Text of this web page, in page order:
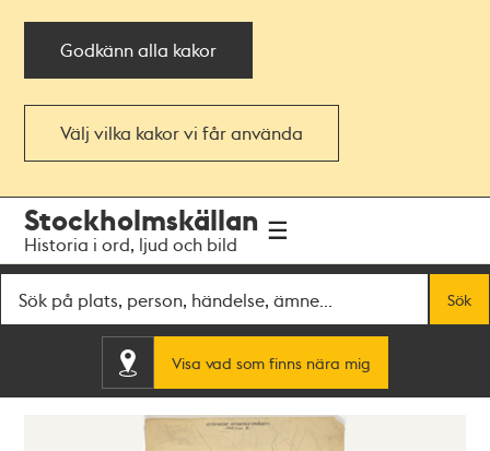
Godkänn alla kakor
Välj vilka kakor vi får använda
navigationen
huvudinnehållet
Stockholmskällan
Historia i ord, ljud och bild
Sök
Visa vad som finns nära mig